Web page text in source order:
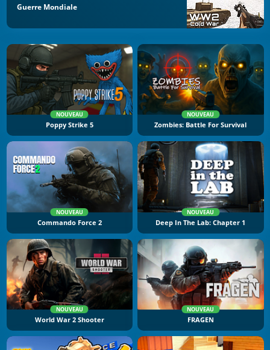
Guerre Mondiale
NOUVEAU
Poppy Strike 5
NOUVEAU
Zombies: Battle For Survival
NOUVEAU
Commando Force 2
NOUVEAU
Deep In The Lab: Chapter 1
NOUVEAU
World War 2 Shooter
NOUVEAU
FRAGEN